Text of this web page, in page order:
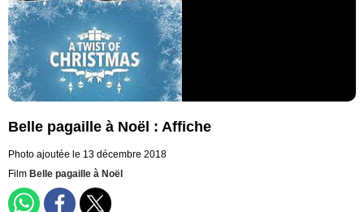
Belle pagaille à Noël : Affiche
Photo ajoutée le 13 décembre 2018
Film Belle pagaille à Noël